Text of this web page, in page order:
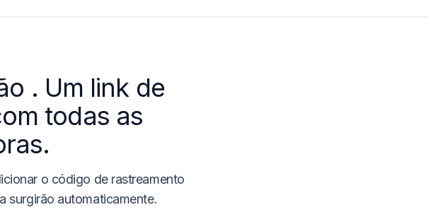
. Um link de
todas as
o código de rastreamento
surgirão automaticamente.